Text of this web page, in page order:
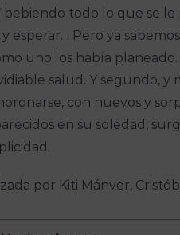
bebiendo todo lo que se
esperar… Pero ya
uno los había
salud. Y segundo, y
con nuevos y
en su soledad,
por Kiti Mánver,